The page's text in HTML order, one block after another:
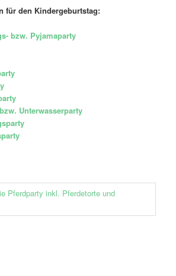
für den Kindergeburtstag:
bzw. Pyjamaparty
Unterwasserparty